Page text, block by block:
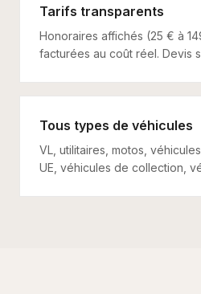
Tarifs transparents
Honoraires affichés (25 € à
facturées au coût réel. Devis
Tous types de véhicules
VL, utilitaires, motos,
UE, véhicules de collection,